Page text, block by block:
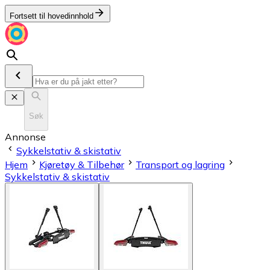
Fortsett til hovedinnhold
Søk
Annonse
Sykkelstativ & skistativ
Hjem
Kjøretøy & Tilbehør
Transport og lagring
Sykkelstativ & skistativ